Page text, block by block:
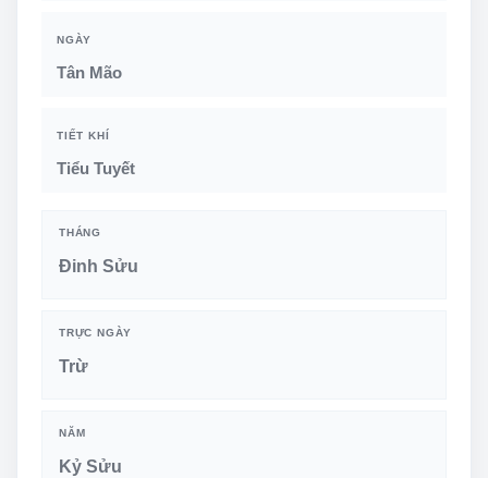
NGÀY
Tân Mão
TIẾT KHÍ
Tiểu Tuyết
THÁNG
Đinh Sửu
TRỰC NGÀY
Trừ
NĂM
Kỷ Sửu